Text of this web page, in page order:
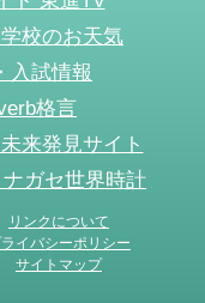
校のお天気
入試情報
格言
来発見サイト
ガセ世界時計
リンクについて
イバシーポリシー
サイトマップ